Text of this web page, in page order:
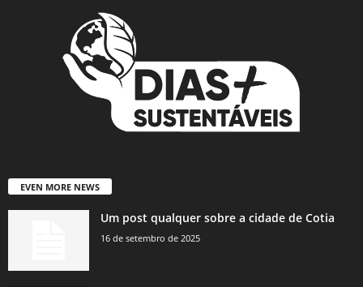
EVEN MORE NEWS
Um post qualquer sobre a cidade de Cotia
16 de setembro de 2025